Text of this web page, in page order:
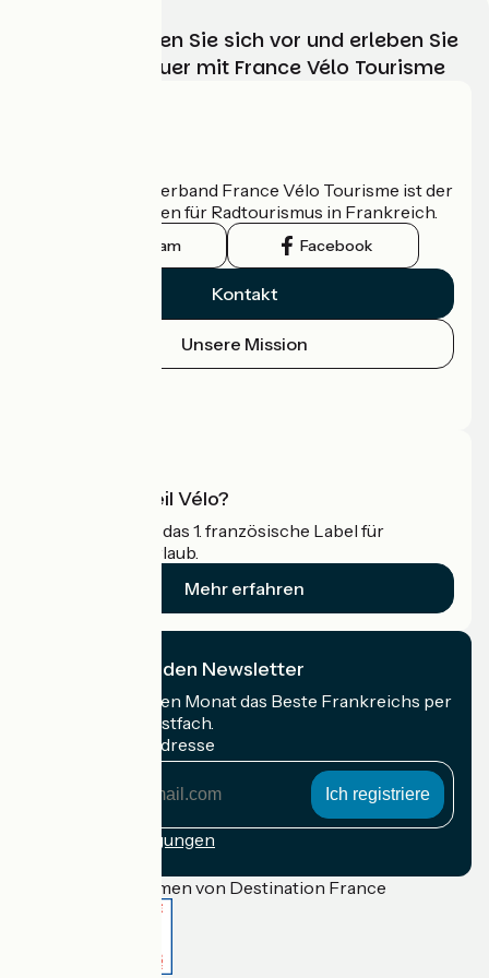
Wählen, bereiten Sie sich vor und erleben Sie
Ihr Radabenteuer mit France Vélo Tourisme
Der nationale Verband France Vélo Tourisme ist der
offizielle Leitfaden für Radtourismus in Frankreich.
Instagram Facebook
Kontakt
Unsere Mission
Was ist Accueil Vélo?
Accueil Vélo ist das 1. französische Label für
Radfahrer im Urlaub.
Mehr erfahren
Ich abonniere den Newsletter
Erhalten Sie jeden Monat das Beste Frankreichs per
Rad in Ihrem Postfach.
Meine E-Mail-Adresse
Anmeldebedingungen
Gefördert im Rahmen von Destination France